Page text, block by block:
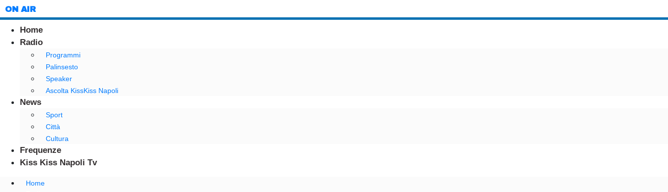
ON AIR
Home
Radio
Programmi
Palinsesto
Speaker
Ascolta KissKiss Napoli
News
Sport
Città
Cultura
Frequenze
Kiss Kiss Napoli Tv
Home